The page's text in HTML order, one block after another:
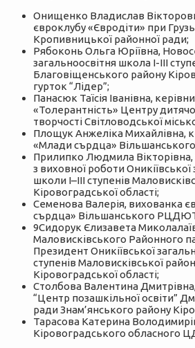
Онищенко Владислав
євроклубу «Євродіти» при
Кропивницької районної ради;
Рябоконь Ольга Юріївна,
загальноосвітня школа І-ІІІ
Благовіщенського району
гурток “Лідер”;
Панасюк Таїсія Іванівна,
«Толерантність» Центру
творчості Світловодської
Площук Анжеліка Михайлівна,
«Млади сърдца»
Прилипко Людмила
з виховної роботи Оникіївської
школи І–ІІІ ступенів
Кіровоградської області;
Cеменова Валерія, вихованка
сърдца» Вільшанського
9Сидорук Єлизавета
Маловисківського Районного
Президент Оникіївської
ступенів Маловисківської
Кіровоградської області;
Столбова Валентина
“Центр позашкільної освіти”
ради Знам’янського району
Тарасова Катерина
Кіровоградського обласного